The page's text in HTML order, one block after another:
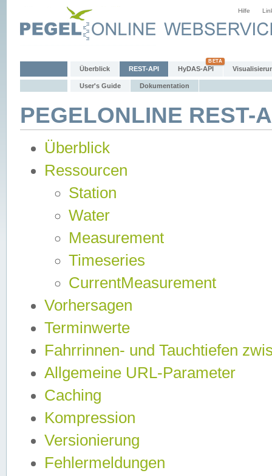
Hilfe
Überblick REST-API HyDAS-API
User's Guide Dokumentation
PEGELONLINE
Überblick
Ressourcen
Station
Water
Measurement
Timeseries
CurrentMeasurement
Vorhersagen
Terminwerte
Fahrrinnen- und Tauchtiefen
Allgemeine URL-Parameter
Caching
Kompression
Versionierung
Fehlermeldungen